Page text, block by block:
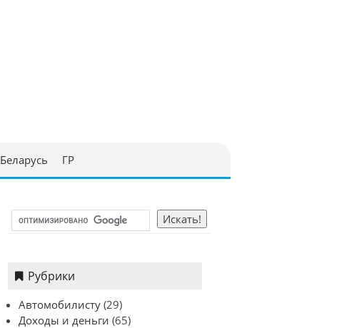
Беларусь ГР
Рубрики
Автомобилисту (29)
Доходы и деньги (65)